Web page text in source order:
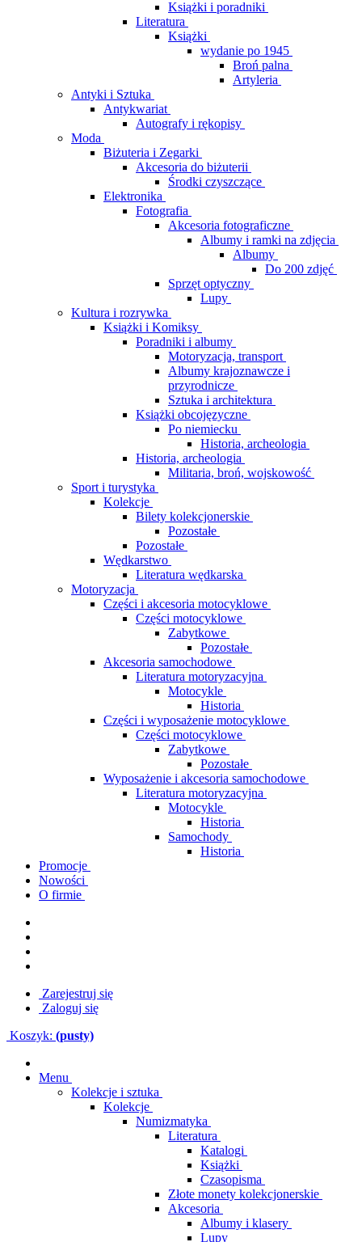
Książki i poradniki
Literatura
Książki
wydanie po 1945
Broń palna
Artyleria
Antyki i Sztuka
Antykwariat
Autografy i rękopisy
Moda
Biżuteria i Zegarki
Akcesoria do biżuterii
Środki czyszczące
Elektronika
Fotografia
Akcesoria fotograficzne
Albumy i ramki na zdjęcia
Albumy
Do 200 zdjęć
Sprzęt optyczny
Lupy
Kultura i rozrywka
Książki i Komiksy
Poradniki i albumy
Motoryzacja, transport
Albumy krajoznawcze i
przyrodnicze
Sztuka i architektura
Książki obcojęzyczne
Po niemiecku
Historia, archeologia
Historia, archeologia
Militaria, broń, wojskowość
Sport i turystyka
Kolekcje
Bilety kolekcjonerskie
Pozostałe
Pozostałe
Wędkarstwo
Literatura wędkarska
Motoryzacja
Części i akcesoria motocyklowe
Części motocyklowe
Zabytkowe
Pozostałe
Akcesoria samochodowe
Literatura motoryzacyjna
Motocykle
Historia
Części i wyposażenie motocyklowe
Części motocyklowe
Zabytkowe
Pozostałe
Wyposażenie i akcesoria samochodowe
Literatura motoryzacyjna
Motocykle
Historia
Samochody
Historia
Promocje
Nowości
O firmie
Zarejestruj się
Zaloguj się
Koszyk: (pusty)
Menu
Kolekcje i sztuka
Kolekcje
Numizmatyka
Literatura
Katalogi
Książki
Czasopisma
Złote monety kolekcjonerskie
Akcesoria
Albumy i klasery
Lupy